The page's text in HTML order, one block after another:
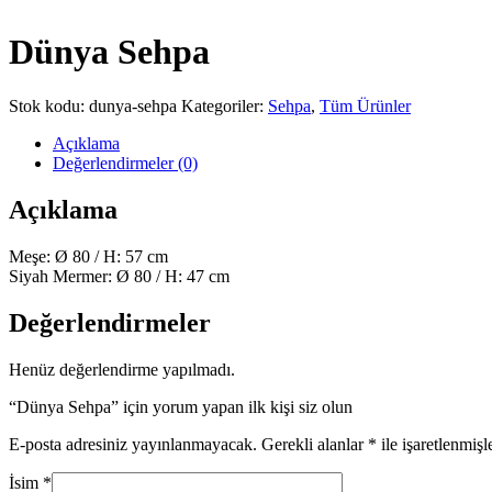
Dünya Sehpa
Stok kodu: dunya-sehpa Kategoriler: Sehpa, Tüm Ürünler
Açıklama
Değerlendirmeler (0)
Açıklama
Meşe: Ø 80 / H: 57 cm
Siyah Mermer: Ø 80 / H: 47 cm
Değerlendirmeler
Henüz değerlendirme yapılmadı.
“Dünya Sehpa” için yorum yapan ilk kişi siz olun
E-posta adresiniz yayınlanmayacak. Gerekli alanlar * ile
İsim *